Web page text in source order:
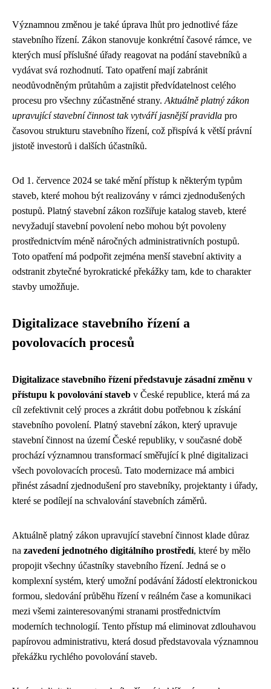
Významnou změnou je také úprava lhůt pro jednotlivé fáze
stavebního řízení. Zákon stanovuje konkrétní časové rámce, ve
kterých musí příslušné úřady reagovat na podání stavebníků a
vydávat svá rozhodnutí. Tato opatření mají zabránit
neodůvodněným průtahům a zajistit předvídatelnost celého
procesu pro všechny zúčastněné strany. Aktuálně platný zákon
upravující stavební činnost tak vytváří jasnější pravidla pro
časovou strukturu stavebního řízení, což přispívá k větší právní
jistotě investorů i dalších účastníků.
Od 1. července 2024 se také mění přístup k některým typům
staveb, které mohou být realizovány v rámci zjednodušených
postupů. Platný stavební zákon rozšiřuje katalog staveb, které
nevyžadují stavební povolení nebo mohou být povoleny
prostřednictvím méně náročných administrativních postupů.
Toto opatření má podpořit zejména menší stavební aktivity a
odstranit zbytečné byrokratické překážky tam, kde to charakter
stavby umožňuje.
Digitalizace stavebního řízení a
povolovacích procesů
Digitalizace stavebního řízení představuje zásadní změnu v
přístupu k povolování staveb v České republice, která má za
cíl zefektivnit celý proces a zkrátit dobu potřebnou k získání
stavebního povolení. Platný stavební zákon, který upravuje
stavební činnost na území České republiky, v současné době
prochází významnou transformací směřující k plné digitalizaci
všech povolovacích procesů. Tato modernizace má ambici
přinést zásadní zjednodušení pro stavebníky, projektanty i úřady,
které se podílejí na schvalování stavebních záměrů.
Aktuálně platný zákon upravující stavební činnost klade důraz
na zavedení jednotného digitálního prostředí, které by mělo
propojit všechny účastníky stavebního řízení. Jedná se o
komplexní systém, který umožní podávání žádostí elektronickou
formou, sledování průběhu řízení v reálném čase a komunikaci
mezi všemi zainteresovanými stranami prostřednictvím
moderních technologií. Tento přístup má eliminovat zdlouhavou
papírovou administrativu, která dosud představovala významnou
překážku rychlého povolování staveb.